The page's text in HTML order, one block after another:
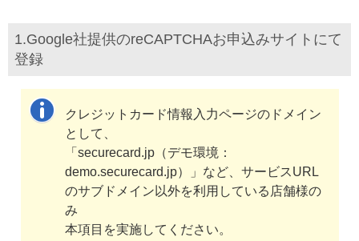
1.Google社提供のreCAPTCHAお申込みサイトにて
登録
クレジットカード情報入力ページのドメイン
として、
「securecard.jp（デモ環境：
demo.securecard.jp）」など、サービスURL
のサブドメイン以外を利用している店舗様の
み
本項目を実施してください。